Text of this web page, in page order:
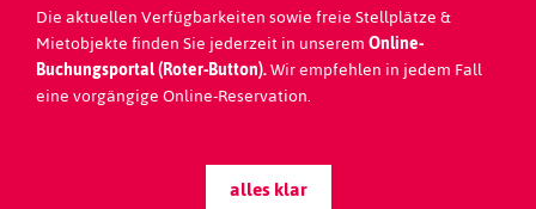
Die aktuellen Verfügbarkeiten sowie freie Stellplätze &
Mietobjekte finden Sie jederzeit in unseremOnline-
Buchungsportal (Roter-Button).Wir empfehlen in jedem Fall
eine vorgängige Online-Reservation.
alles klar